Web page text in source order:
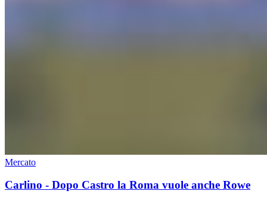
Mercato
Carlino - Dopo Castro la Roma vuole anche Rowe